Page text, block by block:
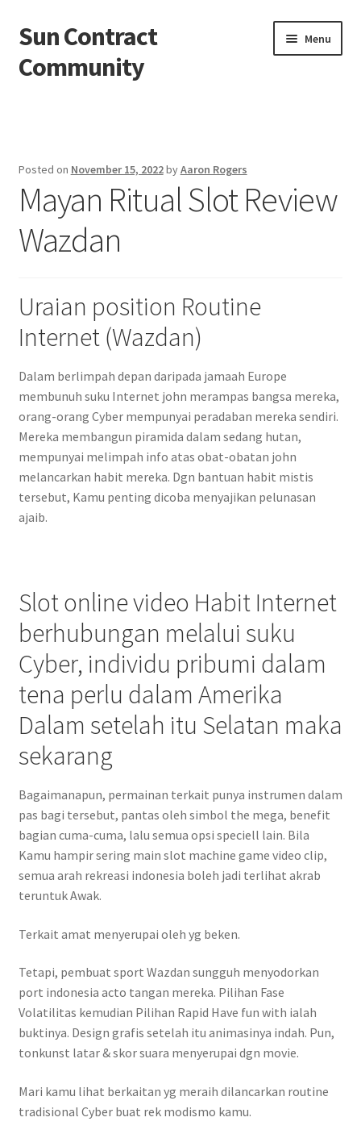
Skip
to
navigation
Skip
to
content
Sun Contract
Community
Menu
Contact us
Privacy Policy
Posted on November 15, 2022byAaron Rogers
Mayan Ritual Slot Review
Wazdan
Uraian position Routine
Internet (Wazdan)
Dalam berlimpah depan daripada jamaah Europe
membunuh suku Internet john merampas bangsa mereka,
orang-orang Cyber mempunyai peradaban mereka sendiri.
Mereka membangun piramida dalam sedang hutan,
mempunyai melimpah info atas obat-obatan john
melancarkan habit mereka. Dgn bantuan habit mistis
tersebut, Kamu penting dicoba menyajikan pelunasan
ajaib.
Slot online video Habit Internet
berhubungan melalui suku
Cyber, individu pribumi dalam
tena perlu dalam Amerika
Dalam setelah itu Selatan maka
sekarang
Bagaimanapun, permainan terkait punya instrumen dalam
pas bagi tersebut, pantas oleh simbol the mega, benefit
bagian cuma-cuma, lalu semua opsi speciell lain. Bila
Kamu hampir sering main slot machine game video clip,
semua arah rekreasi indonesia boleh jadi terlihat akrab
teruntuk Awak.
Terkait amat menyerupai oleh yg beken.
Tetapi, pembuat sport Wazdan sungguh menyodorkan
port indonesia acto tangan mereka. Pilihan Fase
Volatilitas kemudian Pilihan Rapid Have fun with ialah
buktinya. Design grafis setelah itu animasinya indah. Pun,
tonkunst latar & skor suara menyerupai dgn movie.
Mari kamu lihat berkaitan yg meraih dilancarkan routine
tradisional Cyber buat rek modismo kamu.